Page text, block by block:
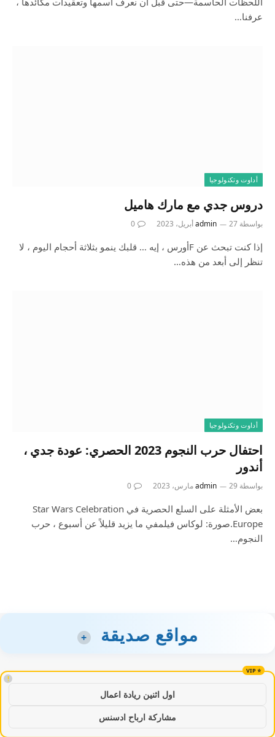
عرفنا…
أداوت وتكنولوجيا
دروس جدي مع مارك هاميل
بواسطة admin 27 أبريل، 2023 0
إذا كنت تبحث عن Fأورس ، إيه … قلبك ينمو بثلاثة أحجام اليوم ، لا
تنظر إلى أبعد من هذه…
أداوت وتكنولوجيا
احتفال حرب النجوم 2023 الحصري: عودة جدي ،
أندور
بواسطة admin 29 مارس، 2023 0
بعض الأمثلة على السلع الحصرية في Star Wars Celebration
Europe.صورة: لوكاس فيلمفي ما يزيد قليلاً عن أسبوع ، حرب
النجوم…
مواقع صديقة +
!
اول اثنين ريادة اعمال
مشاركة ارباح ادسنس